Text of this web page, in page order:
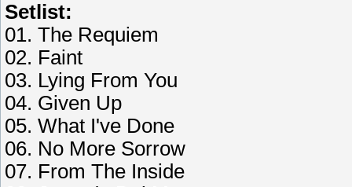
Setlist:
01. The Requiem
02. Faint
03. Lying From You
04. Given Up
05. What I've Done
06. No More Sorrow
07. From The Inside